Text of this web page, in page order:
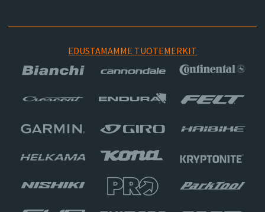
EDUSTAMAMME TUOTEMERKIT